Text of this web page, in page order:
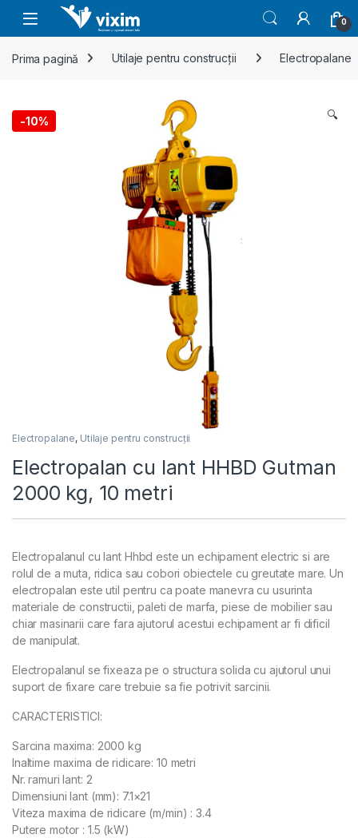
Skip to navigation
Skip to content
0
Prima pagină Utilaje pentru construcții Electropalane
-10% 🔍
Electropalane, Utilaje pentru construcții
Electropalan cu lant HHBD Gutman
2000 kg, 10 metri
Electropalanul cu lant Hhbd este un echipament electric si are
rolul de a muta, ridica sau cobori obiectele cu greutate mare. Un
electropalan este util pentru ca poate manevra cu usurinta
materiale de constructii, paleti de marfa, piese de mobilier sau
chiar masinarii care fara ajutorul acestui echipament ar fi dificil
de manipulat.
Electropalanul se fixeaza pe o structura solida cu ajutorul unui
suport de fixare care trebuie sa fie potrivit sarcinii.
CARACTERISTICI:
Sarcina maxima: 2000 kg
Inaltime maxima de ridicare: 10 metri
Nr. ramuri lant: 2
Dimensiuni lant (mm): 7.1×21
Viteza maxima de ridicare (m/min) : 3.4
Putere motor : 1.5 (kW)